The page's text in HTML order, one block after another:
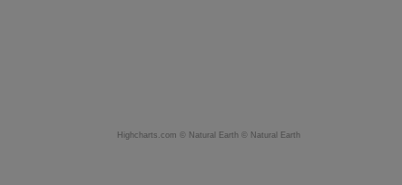
Highcharts.com © Natural Earth © Natural Earth